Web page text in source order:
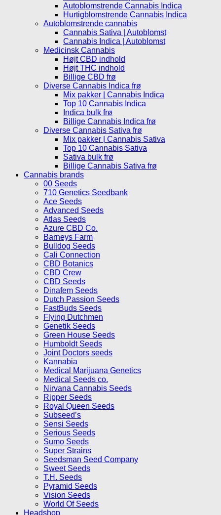
Autoblomstrende Cannabis Indica
Hurtigblomstrende Cannabis Indica
Autoblomstrende cannabis
Cannabis Sativa | Autoblomst
Cannabis Indica | Autoblomst
Medicinsk Cannabis
Højt CBD indhold
Højt THC indhold
Billige CBD frø
Diverse Cannabis Indica frø
Mix pakker | Cannabis Indica
Top 10 Cannabis Indica
Indica bulk frø
Billige Cannabis Indica frø
Diverse Cannabis Sativa frø
Mix pakker | Cannabis Sativa
Top 10 Cannabis Sativa
Sativa bulk frø
Billige Cannabis Sativa frø
Cannabis brands
00 Seeds
710 Genetics Seedbank
Ace Seeds
Advanced Seeds
Atlas Seeds
Azure CBD Co.
Barneys Farm
Bulldog Seeds
Cali Connection
CBD Botanics
CBD Crew
CBD Seeds
Dinafem Seeds
Dutch Passion Seeds
FastBuds Seeds
Flying Dutchmen
Genetik Seeds
Green House Seeds
Humboldt Seeds
Joint Doctors seeds
Kannabia
Medical Marijuana Genetics
Medical Seeds co.
Nirvana Cannabis Seeds
Ripper Seeds
Royal Queen Seeds
Subseed’s
Sensi Seeds
Serious Seeds
Sumo Seeds
Super Strains
Seedsman Seed Company
Sweet Seeds
T.H. Seeds
Pyramid Seeds
Vision Seeds
World Of Seeds
Headshop